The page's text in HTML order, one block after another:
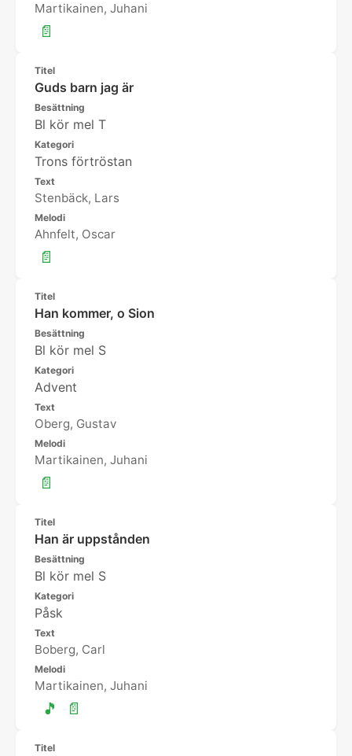
Martikainen, Juhani
📄
Titel
Guds barn jag är
Besättning
Bl kör mel T
Kategori
Trons förtröstan
Text
Stenbäck, Lars
Melodi
Ahnfelt, Oscar
📄
Titel
Han kommer, o Sion
Besättning
Bl kör mel S
Kategori
Advent
Text
Oberg, Gustav
Melodi
Martikainen, Juhani
📄
Titel
Han är uppstånden
Besättning
Bl kör mel S
Kategori
Påsk
Text
Boberg, Carl
Melodi
Martikainen, Juhani
🎵 📄
Titel